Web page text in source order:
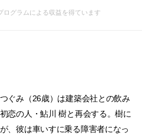
ログラムによる収益を得ています
ぐみ（26歳）は建築会社との飲み
恋の人・鮎川 樹と再会する。樹に
、彼は車いすに乗る障害者になっ